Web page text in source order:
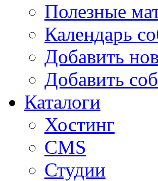
Полезные
Календарь
Добавить
Добавить
Каталоги
Хостинг
CMS
Студии